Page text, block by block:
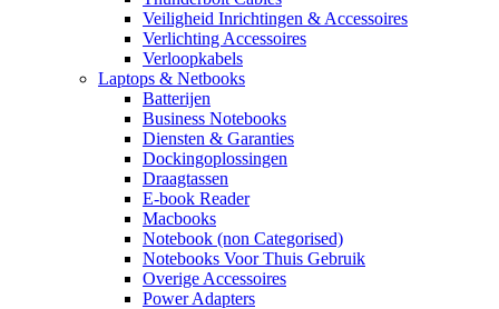
Veiligheid Inrichtingen & Accessoires
Verlichting Accessoires
Verloopkabels
Laptops & Netbooks
Batterijen
Business Notebooks
Diensten & Garanties
Dockingoplossingen
Draagtassen
E-book Reader
Macbooks
Notebook (non Categorised)
Notebooks Voor Thuis Gebruik
Overige Accessoires
Power Adapters